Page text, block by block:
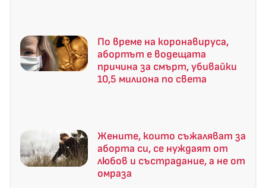
По време на коронавируса,
абортът е водещата
причина за смърт, убивайки
10,5 милиона по света
Жените, които съжаляват за
аборта си, се нуждаят от
любов и състрадание, а не от
омраза